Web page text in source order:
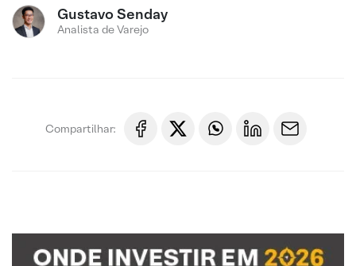
Gustavo Senday
Analista de Varejo
Compartilhar: